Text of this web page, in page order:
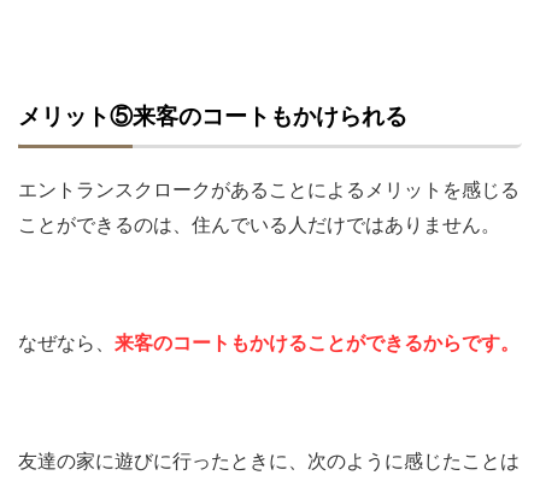
メリット⑤来客のコートもかけられる
エントランスクロークがあることによるメリットを感じる
ことができるのは、住んでいる人だけではありません。
なぜなら、 来客のコートもかけることができるからです。
友達の家に遊びに行ったときに、次のように感じたことは